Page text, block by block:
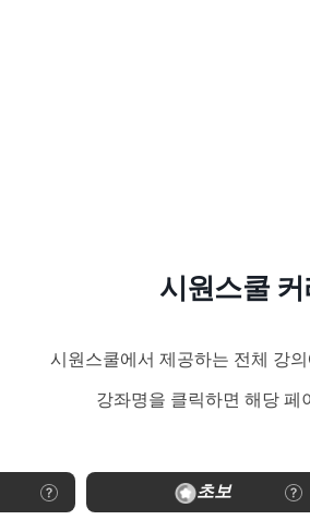
시원스쿨
시원스쿨에서 제공하는 전체 강
강좌명을 클릭하면 해당 페
초보